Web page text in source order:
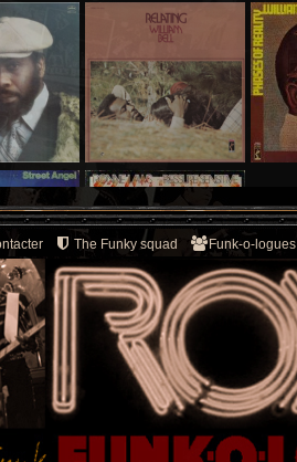
2016
Funk-o-logues
The Funky squad